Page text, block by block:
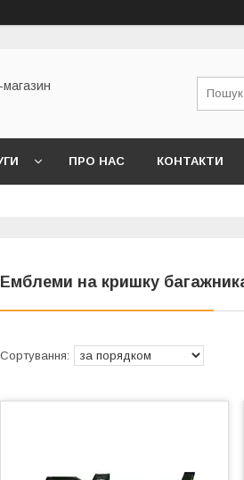
магазин
ПРО НАС КОНТАКТИ
Емблеми на кришку